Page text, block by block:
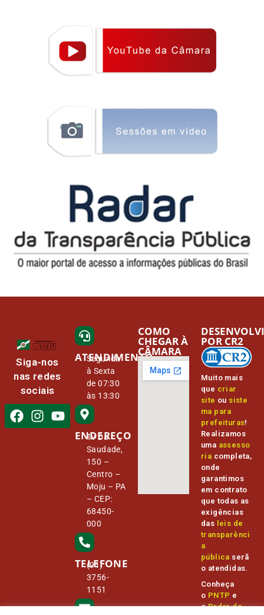
Siga-nos
nas redes
sociais
ATENDIMENTO
Segunda
à Sexta
de 07:30
às 13:30
ENDEREÇO
Tv Da
Saudade,
150 –
Centro –
Moju – PA
– CEP:
68450-
000
TELEFONE
(91)
3756-
1151
COMO
CHEGAR À
CÂMARA
Muito mais
que criar
site ou siste
ma para
prefeituras!
Realizamos
uma assesso
ria completa,
onde
garantimos
em contrato
que todas as
exigências
das leis de
transparênci
a
pública serã
o atendidas.
Conheça
o PNTP e
oRadar da
POR CR2